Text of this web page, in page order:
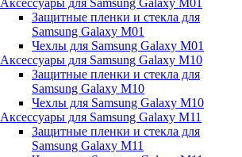
Защитные пленки и стекла для
Samsung Galaxy M01
Чехлы для Samsung Galaxy M01
Аксессуары для Samsung Galaxy M10
Защитные пленки и стекла для
Samsung Galaxy M10
Чехлы для Samsung Galaxy M10
Аксессуары для Samsung Galaxy M11
Защитные пленки и стекла для
Samsung Galaxy M11